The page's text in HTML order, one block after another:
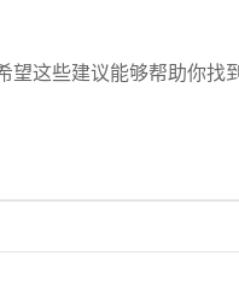
这些建议能够帮助你找